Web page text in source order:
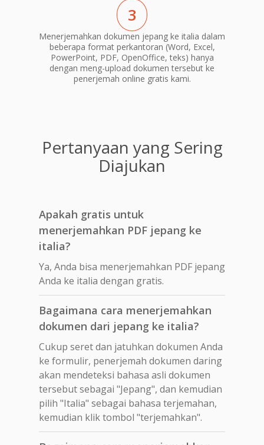
3
Menerjemahkan dokumen jepang ke italia dalam
beberapa format perkantoran (Word, Excel,
PowerPoint, PDF, OpenOffice, teks) hanya
dengan meng-upload dokumen tersebut ke
penerjemah online gratis kami.
Pertanyaan yang Sering
Diajukan
Apakah gratis untuk
menerjemahkan PDF jepang ke
italia?
Ya, Anda bisa menerjemahkan PDF jepang
Anda ke italia dengan gratis.
Bagaimana cara menerjemahkan
dokumen dari jepang ke italia?
Cukup seret dan jatuhkan dokumen Anda
ke formulir, penerjemah dokumen daring
akan mendeteksi bahasa asli dokumen
tersebut sebagai "Jepang", dan kemudian
pilih "Italia" sebagai bahasa terjemahan,
kemudian klik tombol "terjemahkan".